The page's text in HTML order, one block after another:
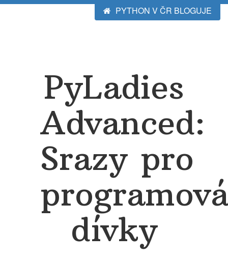
PYTHON V ČR BLOGUJE
PyLadies
Advanced:
Srazy pro
dívky